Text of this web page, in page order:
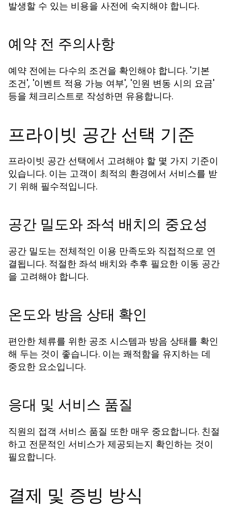
발생할 수 있는 비용을 사전에 숙지해야 합니다.
예약 전 주의사항
예약 전에는 다수의 조건을 확인해야 합니다. '기본
조건', '이벤트 적용 가능 여부', '인원 변동 시의 요금'
등을 체크리스트로 작성하면 유용합니다.
프라이빗 공간 선택 기준
프라이빗 공간 선택에서 고려해야 할 몇 가지 기준이
있습니다. 이는 고객이 최적의 환경에서 서비스를 받
기 위해 필수적입니다.
공간 밀도와 좌석 배치의 중요성
공간 밀도는 전체적인 이용 만족도와 직접적으로 연
결됩니다. 적절한 좌석 배치와 추후 필요한 이동 공간
을 고려해야 합니다.
온도와 방음 상태 확인
편안한 체류를 위한 공조 시스템과 방음 상태를 확인
해 두는 것이 좋습니다. 이는 쾌적함을 유지하는 데
중요한 요소입니다.
응대 및 서비스 품질
직원의 접객 서비스 품질 또한 매우 중요합니다. 친절
하고 전문적인 서비스가 제공되는지 확인하는 것이
필요합니다.
결제 및 증빙 방식